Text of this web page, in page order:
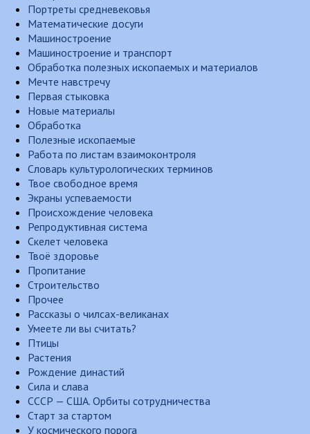
Портреты средневековья
Математические досуги
Машиностроение
Машиностроение и транспорт
Обработка полезных ископаемых и материалов
Мечте навстречу
Первая стыковка
Новые материалы
Обработка
Полезные ископаемые
Работа по листам взаимоконтроля
Словарь культурологических терминов
Твое свободное время
Экраны успеваемости
Происхождение человека
Репродуктивная система
Скелет человека
Твоё здоровье
Пропитание
Строительство
Прочее
Рассказы о чилсах-великанах
Умеете ли вы считать?
Птицы
Растения
Рождение династий
Сила и слава
СССР — США. Орбиты сотрудничества
Старт за стартом
У космического порога